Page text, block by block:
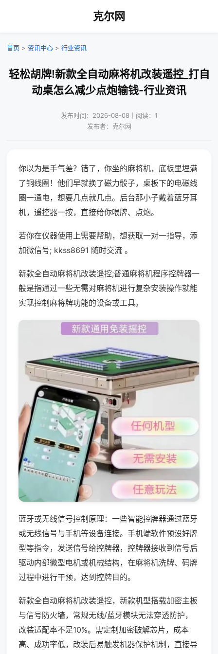
克尔网
首页 > 资讯中心 > 行业资讯
轻松胡牌!新款全自动麻将机改装遥控_打自
动桌怎么减少点炮输钱-行业资讯
发布时间：2026-08-08｜阅读：1
发布者：克尔网
你以为是手气差？错了，你坐的麻将机，底板里埋满
了铜线圈！他们早就换了磁力骰子，桌板下的电磁线
圈一通电，想要几点就几点。后台那小子戴着蓝牙耳
机，遥控器一按，直接给你喂牌、点炮。
若你在仪器使用上需要帮助，想获取一对一指导，添
加微信号; kkss8691 随时交流 。
新款全自动麻将机改装遥控;普通麻将机程序控牌器一
般是指通过一些无需对麻将机进行复杂安装操作就能
实现控制麻将牌功能的设备或工具。
蓝牙或无线信号控制原理：一些智能控牌器通过蓝牙
或无线信号与手机等设备连接。手机端软件预设好牌
型等指令，发送信号给控牌器，控牌器接收到信号后
驱动内部微型电机或机械结构，在麻将机洗牌、码牌
过程中进行干预，达到控牌目的。
新款全自动麻将机改装遥控，新款机型搭载加密主板
与信号防火墙，常规无线/蓝牙模块无法穿透防护，
改装适配率不足10%。需定制加密破解芯片，成本
高、成功率低，改装后易触发机器保护机制，直接导